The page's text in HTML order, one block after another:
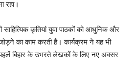
रहा।
साहित्यिक कृतियां युवा पाठकों को आधुनिक और
का काम करती हैं। कार्यक्रम ने यह भी
पहलें बिहार के उभरते लेखकों के लिए नए अवसर